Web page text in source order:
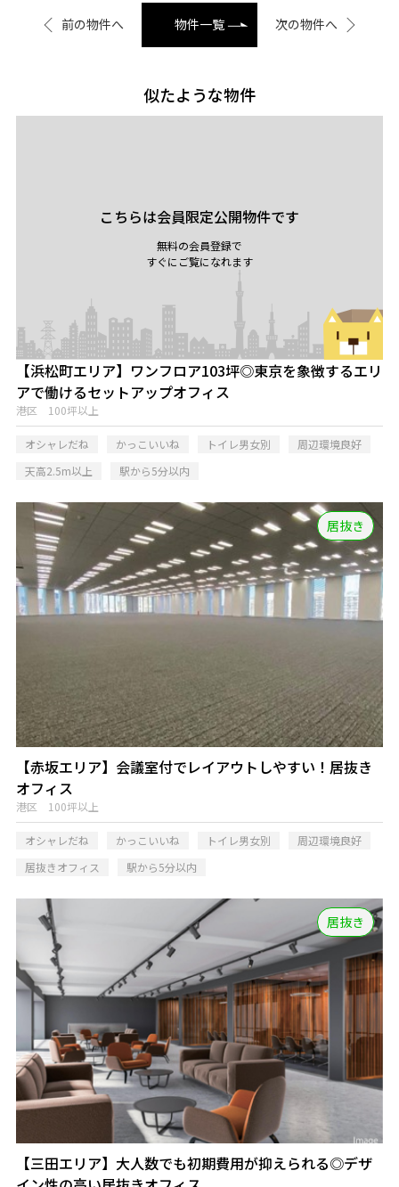
前の物件へ 物件一覧 次の物件へ
似たような物件
こちらは会員限定公開物件です
無料の会員登録で
すぐにご覧になれます
【浜松町エリア】ワンフロア103坪◎東京を象徴するエリ
アで働けるセットアップオフィス
港区 100坪以上
オシャレだね かっこいいね トイレ男女別
周辺環境良好
天高2.5m以上
駅から5分以内
居抜き
【赤坂エリア】会議室付でレイアウトしやすい！居抜き
オフィス
港区 100坪以上
オシャレだね かっこいいね トイレ男女別
周辺環境良好
居抜きオフィス
駅から5分以内
居抜き
【三田エリア】大人数でも初期費用が抑えられる◎デザ